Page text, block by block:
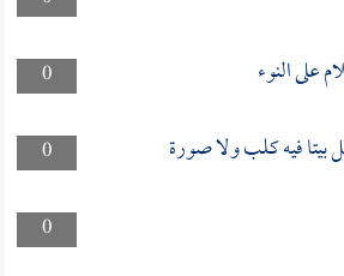
0
على النوء
0
بيتا فيه كلب ولا صورة
0